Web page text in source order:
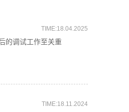
TIME:18.04.2025
的调试工作至关重
TIME:18.11.2024